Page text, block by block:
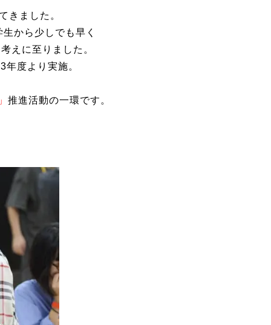
きました。
から少しでも早く
えに至りました。
度より実施。
推進活動の一環です。